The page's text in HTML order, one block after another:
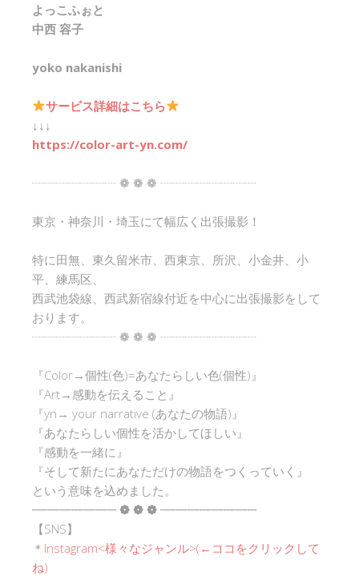
よっこふぉと
中西 容子
yoko nakanishi
サービス詳細はこちら
↓↓↓
https://color-art-yn.com/
┈┈┈┈┈┈┈ ❁ ❁ ❁ ┈┈┈┈┈┈┈┈
東京・神奈川・埼玉にて幅広く出張撮影！
特に田無、東久留米市、西東京、所沢、小金井、小
平、練馬区、
西武池袋線、西武新宿線付近を中心に出張撮影をして
おります。
┈┈┈┈┈┈┈ ❁ ❁ ❁ ┈┈┈┈┈┈┈┈
『Color→個性(色)=あなたらしい色(個性)』
『Art→感動を伝えること』
『yn→ your narrative (あなたの物語)』
『あなたらしい個性を活かしてほしい』
『感動を一緒に』
『そして新たにあなただけの物語をつくっていく』
という意味を込めました。
┈┈┈┈┈┈┈ ❁ ❁ ❁ ┈┈┈┈┈┈┈┈
【SNS】
＊ Instagram<様々なジャンル>(←ココをクリックして
ね)